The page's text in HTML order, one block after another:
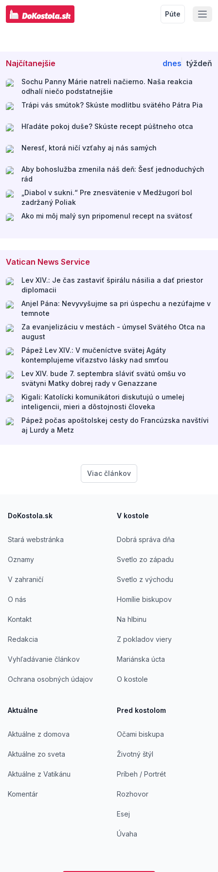
Púte
Najčítanejšie dnes týždeň
Sochu Panny Márie natreli načierno. Naša reakcia
odhalí niečo podstatnejšie
Trápi vás smútok? Skúste modlitbu svätého Pátra Pia
Hľadáte pokoj duše? Skúste recept púštneho otca
Neresť, ktorá ničí vzťahy aj nás samých
Aby bohoslužba zmenila náš deň: Šesť jednoduchých
rád
„Diabol v sukni.“ Pre znesvätenie v Medžugorí bol
zadržaný Poliak
Ako mi môj malý syn pripomenul recept na svätosť
Vatican News Service
Lev XIV.: Je čas zastaviť špirálu násilia a dať priestor
diplomacii
Anjel Pána: Nevyvyšujme sa pri úspechu a nezúfajme v
temnote
Za evanjelizáciu v mestách - úmysel Svätého Otca na
august
Pápež Lev XIV.: V mučeníctve svätej Agáty
kontemplujeme víťazstvo lásky nad smrťou
Lev XIV. bude 7. septembra sláviť svätú omšu vo
svätyni Matky dobrej rady v Genazzane
Kigali: Katolícki komunikátori diskutujú o umelej
inteligencii, mieri a dôstojnosti človeka
Pápež počas apoštolskej cesty do Francúzska navštívi
aj Lurdy a Metz
Viac článkov
DoKostola.sk
Stará webstránka
Oznamy
V zahraničí
O nás
Kontakt
Redakcia
Vyhľadávanie článkov
Ochrana osobných údajov
Aktuálne
Aktuálne z domova
Aktuálne zo sveta
Aktuálne z Vatikánu
Komentár
V kostole
Dobrá správa dňa
Svetlo zo západu
Svetlo z východu
Homílie biskupov
Na hlbinu
Z pokladov viery
Mariánska úcta
O kostole
Pred kostolom
Očami biskupa
Životný štýl
Príbeh / Portrét
Rozhovor
Esej
Úvaha